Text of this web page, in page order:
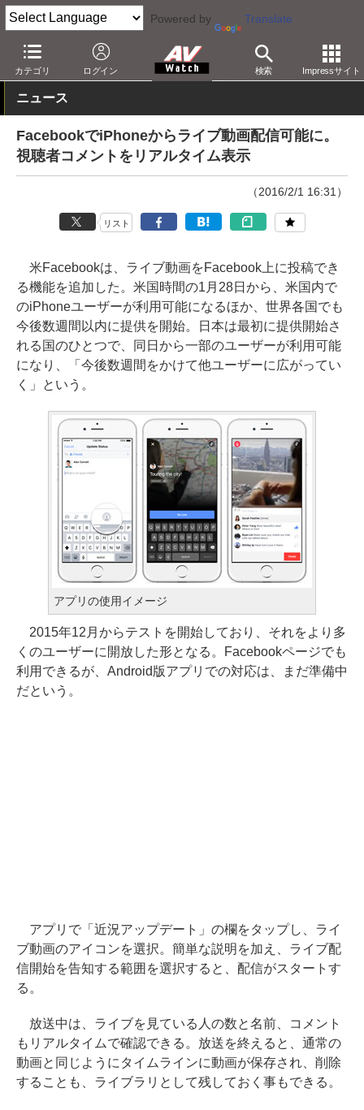
Powered by Translate
カテゴリ ログイン 検索 Impressサイト
AV Watch 製品 アプリ/ソフトウェア
ニュース
FacebookでiPhoneからライブ動画配信可能に。
視聴者コメントをリアルタイム表示
（2016/2/1 16:31）
リスト
米Facebookは、ライブ動画をFacebook上に投稿でき
る機能を追加した。米国時間の1月28日から、米国内で
のiPhoneユーザーが利用可能になるほか、世界各国でも
今後数週間以内に提供を開始。日本は最初に提供開始さ
れる国のひとつで、同日から一部のユーザーが利用可能
になり、「今後数週間をかけて他ユーザーに広がってい
く」という。
アプリの使用イメージ
2015年12月からテストを開始しており、それをより多
くのユーザーに開放した形となる。Facebookページでも
利用できるが、Android版アプリでの対応は、まだ準備中
だという。
アプリで「近況アップデート」の欄をタップし、ライ
ブ動画のアイコンを選択。簡単な説明を加え、ライブ配
信開始を告知する範囲を選択すると、配信がスタートす
る。
放送中は、ライブを見ている人の数と名前、コメント
もリアルタイムで確認できる。放送を終えると、通常の
動画と同じようにタイムラインに動画が保存され、削除
することも、ライブラリとして残しておく事もできる。